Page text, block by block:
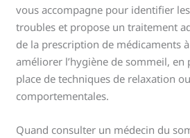
vous accompagne pour identifier
troubles et propose un traitement
de la prescription de médicaments
améliorer l’hygiène de sommeil, en
place de techniques de relaxation
comportementales.
Quand consulter un médecin du